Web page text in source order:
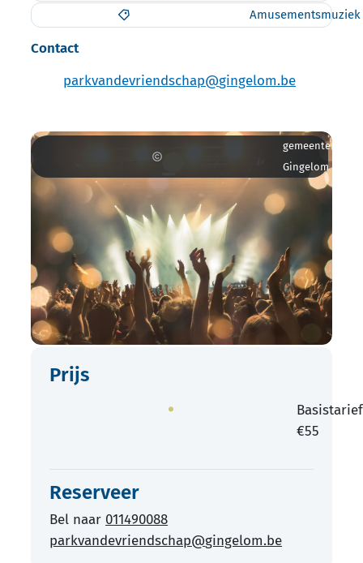
Amusementsmuziek
Contact
E-mailparkvandevriendschap@gingelom.be
gemeente
Gingelom
Prijs
Basistarief
€55
Reserveer
Bel naar 011490088
parkvandevriendschap@gingelom.be